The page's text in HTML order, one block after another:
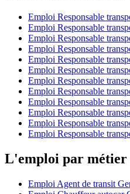
Emploi Responsable
Emploi Responsable
Emploi Responsable
Emploi Responsable
Emploi Responsable
Emploi Responsable
Emploi Responsable
Emploi Responsable
Emploi Responsable
Emploi Responsable
Emploi Responsable
Emploi Responsable
L'emploi par métier
Emploi Agent de transit